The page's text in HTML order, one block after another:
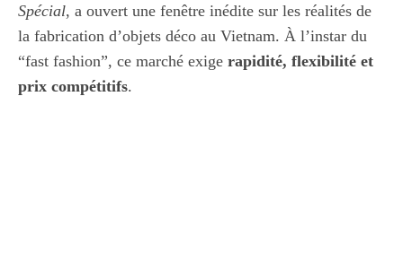
Spécial, a ouvert une fenêtre inédite sur les réalités de
la fabrication d’objets déco au Vietnam. À l’instar du
“fast fashion”, ce marché exige rapidité, flexibilité et
prix compétitifs.